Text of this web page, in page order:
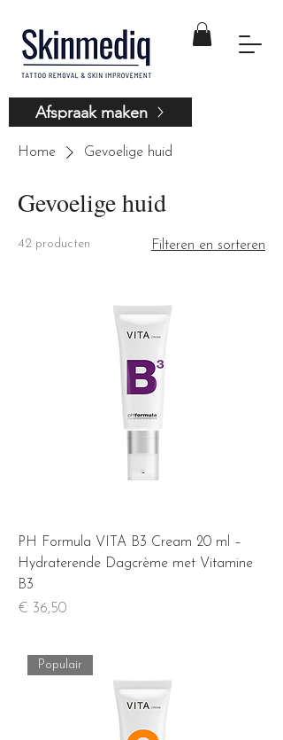
Afspraak maken
Home Gevoelige huid
Gevoelige huid
42 producten Filteren en sorteren
PH Formula VITA B3 Cream 20 ml –
Hydraterende Dagcrème met Vitamine
B3
Prijs
€ 36,50
Populair